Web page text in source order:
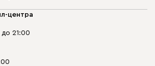
центра
21:00